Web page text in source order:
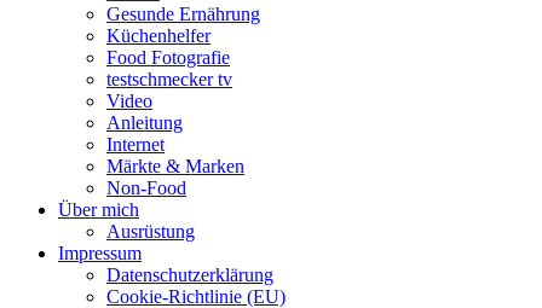
Gesunde Ernährung
Küchenhelfer
Food Fotografie
testschmecker tv
Video
Anleitung
Internet
Märkte & Marken
Non-Food
Über mich
Ausrüstung
Impressum
Datenschutzerklärung
Cookie-Richtlinie (EU)